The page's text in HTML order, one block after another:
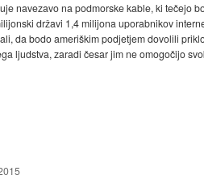
navezavo na podmorske kable, ki tečejo
državi 1,4 milijona uporabnikov
da bodo ameriškim podjetjem dovolili
ljudstva, zaradi česar jim ne omogočijo